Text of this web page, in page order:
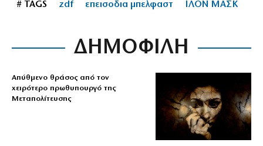
# TAGS zdf επεισοδια μπελφαστ ΙΛΟΝ ΜΑΣΚ
ΔΗΜΟΦΙΛΗ
Απύθμενο θράσος από τον
χειρότερο πρωθυπουργό της
Μεταπολίτευσης